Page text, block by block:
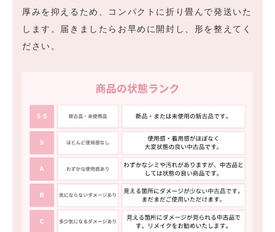
厚みを抑えるため、コンパクトに折り畳んで発送いた
します。届きましたらお早めに開封し、形を整えてく
ださい。